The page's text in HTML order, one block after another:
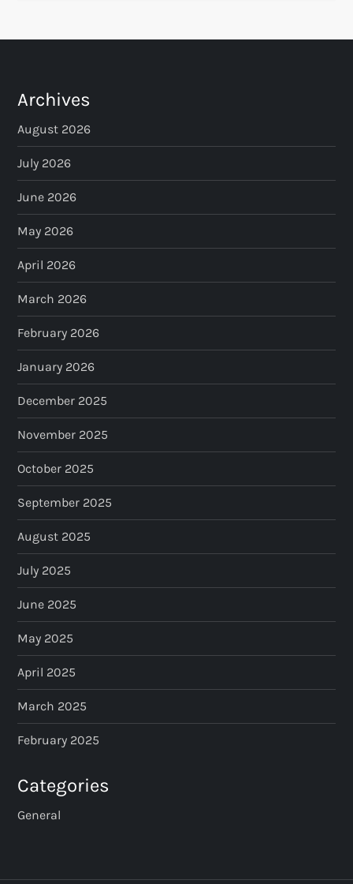
Archives
August 2026
July 2026
June 2026
May 2026
April 2026
March 2026
February 2026
January 2026
December 2025
November 2025
October 2025
September 2025
August 2025
July 2025
June 2025
May 2025
April 2025
March 2025
February 2025
Categories
General